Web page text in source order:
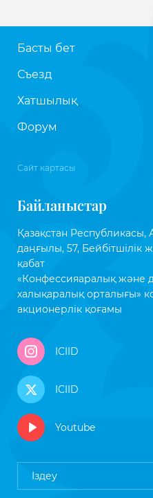
Басты бет
Съезд
Хатшылық
Форум
Сайт картасы
Байланыстар
Қазақстан Республикасы,
даңғылы, 57, Бейбітшілік
қабат
«Конфессияаралық және
халықаралық орталығы»
акционерлік қоғамы
ICIID
ICIID
Youtube